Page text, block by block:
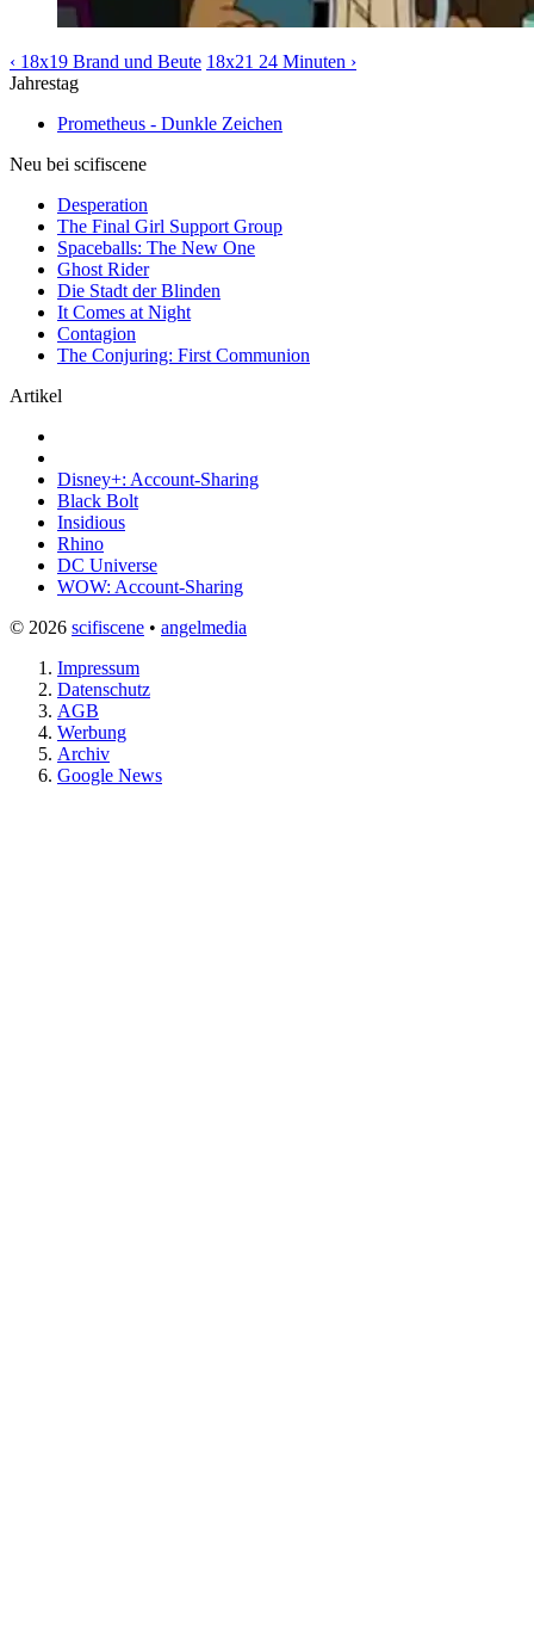
‹ 18x19 Brand und Beute 18x21 24 Minuten ›
Jahrestag
Prometheus - Dunkle Zeichen
Neu bei scifiscene
Desperation
The Final Girl Support Group
Spaceballs: The New One
Ghost Rider
Die Stadt der Blinden
It Comes at Night
Contagion
The Conjuring: First Communion
Artikel
Disney+: Account-Sharing
Black Bolt
Insidious
Rhino
DC Universe
WOW: Account-Sharing
© 2026 scifiscene • angelmedia
Impressum
Datenschutz
AGB
Werbung
Archiv
Google News